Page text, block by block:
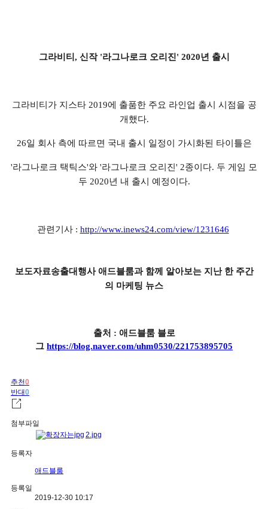
그라비티, 신작 '라그나로크 오리진' 2020년 출시
그라비티가 지스타 2019에 출품한 주요 라인업 출시 시점을 공
개했다.
26일 회사 측에 따르면 국내 출시 일정이 가시화된 타이틀은
'라그나로크 택틱스'와 '라그나로크 오리진' 2종이다. 두 게임 모
두 2020년 내 출시 예정이다.
관련기사 : http://www.inews24.com/view/1231646
보도자료송출대행사 애드블룸과 함께 알아보는 지난 한 주간
의 마케팅 뉴스
출처 : 애드블룸 블로
그 https://blog.naver.com/uhm0530/221753895705
추천0
반대0
첨부파일
2.jpg
등록자
애드블룸
등록일
2019-12-30 10:17